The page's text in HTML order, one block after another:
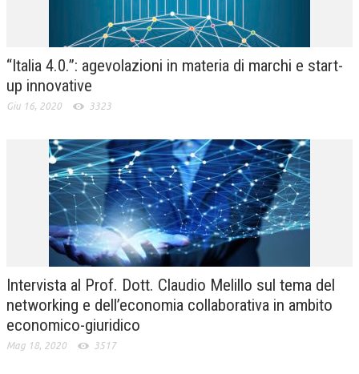
“Italia 4.0.”: agevolazioni in materia di marchi e start-
up innovative
Giu 16, 2020 3323
Intervista al Prof. Dott. Claudio Melillo sul tema del
networking e dell’economia collaborativa in ambito
economico-giuridico
Mag 18, 2020 3517